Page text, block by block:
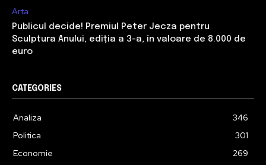
Arta
Publicul decide! Premiul Peter Jecza pentru
Sculptura Anului, ediția a 3-a, în valoare de 8.000 de
euro
CATEGORIES
Analiza
346
Politica
301
Economie
269